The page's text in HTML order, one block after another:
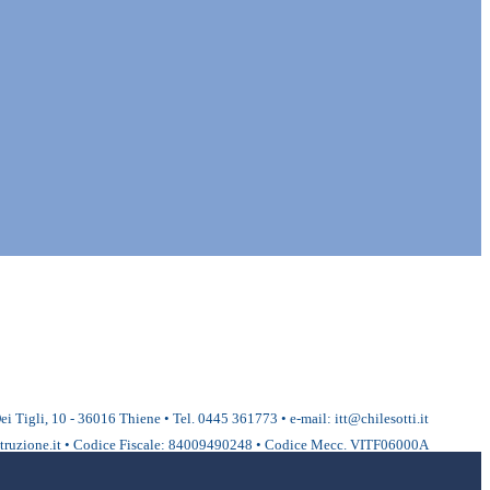
Tigli, 10 - 36016 Thiene • Tel. 0445 361773 • e-mail: itt@chilesotti.it
• Codice Fiscale: 84009490248 • Codice Mecc. VITF06000A